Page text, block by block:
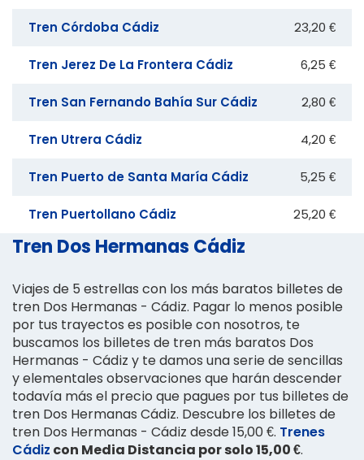
Tren Córdoba Cádiz 23,20 €
Tren Jerez De La Frontera Cádiz 6,25 €
Tren San Fernando Bahía Sur Cádiz 2,80 €
Tren Utrera Cádiz 4,20 €
Tren Puerto de Santa María Cádiz 5,25 €
Tren Puertollano Cádiz 25,20 €
Tren Dos Hermanas Cádiz
Viajes de 5 estrellas con los más baratos billetes de
tren Dos Hermanas - Cádiz. Pagar lo menos posible
por tus trayectos es posible con nosotros, te
buscamos los billetes de tren más baratos Dos
Hermanas - Cádiz y te damos una serie de sencillas
y elementales observaciones que harán descender
todavía más el precio que pagues por tus billetes de
tren Dos Hermanas Cádiz. Descubre los billetes de
tren Dos Hermanas - Cádiz desde 15,00 €. Trenes
Cádiz con Media Distancia por solo 15,00 €.